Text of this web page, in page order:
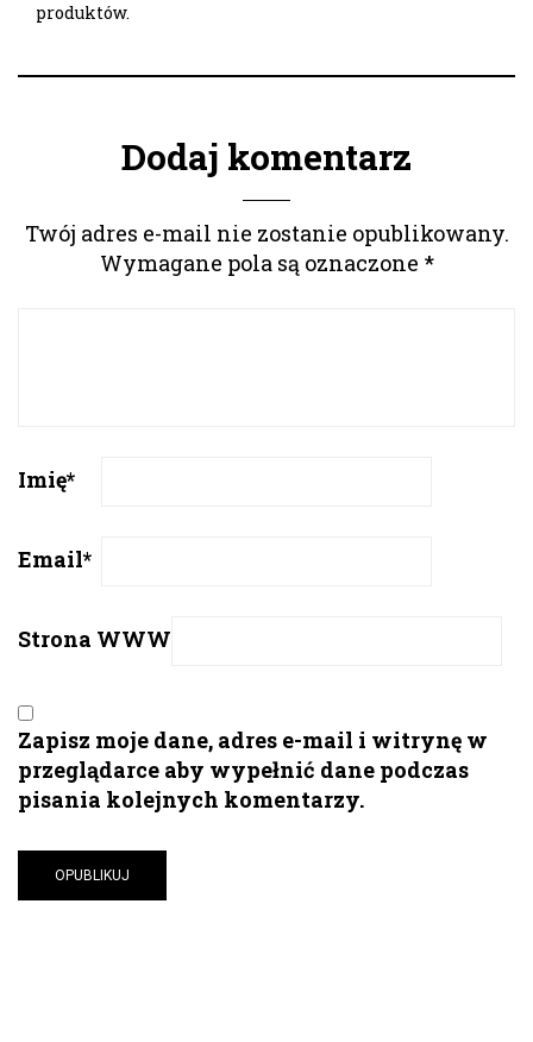
produktów.
Dodaj komentarz
Twój adres e-mail nie zostanie opublikowany.
Wymagane pola są oznaczone *
Imię*
Email*
Strona WWW
Zapisz moje dane, adres e-mail i witrynę w
przeglądarce aby wypełnić dane podczas
pisania kolejnych komentarzy.